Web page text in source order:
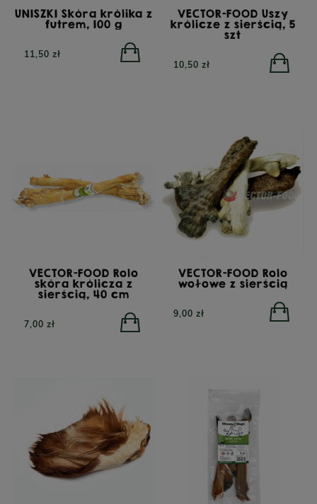
psów, 12 kg
GrainFree Mono Insect,
bezzbożowa sucha
karma dla psów z
insektami, 12 kg
UNISZKI Skóra królika z
futrem, 100 g
11,50 zł
VECTOR-FOOD Uszy
królicze z sierścią, 5
szt
10,50 zł
VECTOR-FOOD Rolo
skóra królicza z
sierścią, 40 cm
7,00 zł
VECTOR-FOOD Rolo
wołowe z sierścią
9,00 zł